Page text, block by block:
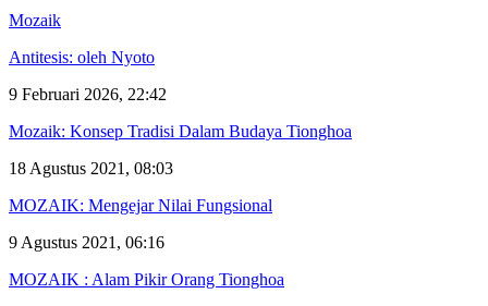
Mozaik
Antitesis: oleh Nyoto
9 Februari 2026, 22:42
Mozaik: Konsep Tradisi Dalam Budaya Tionghoa
18 Agustus 2021, 08:03
MOZAIK: Mengejar Nilai Fungsional
9 Agustus 2021, 06:16
MOZAIK : Alam Pikir Orang Tionghoa